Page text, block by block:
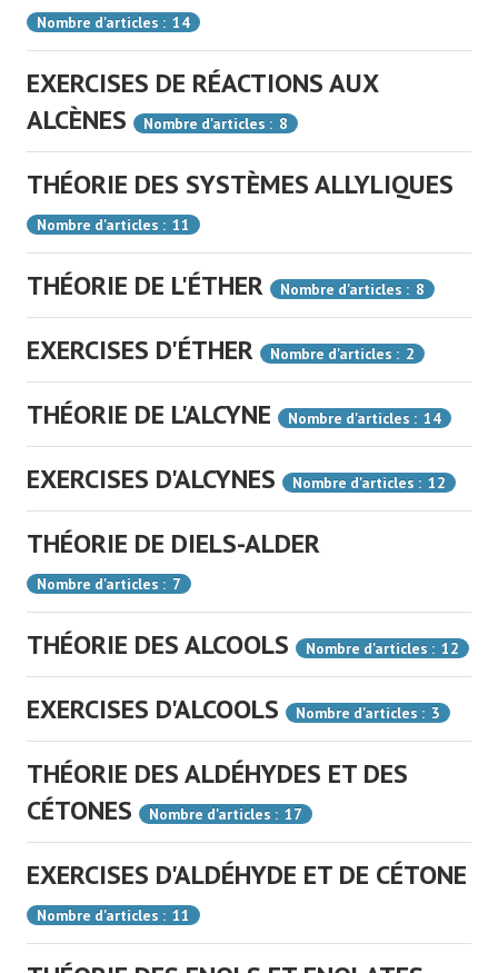
Nombre d'articles : 14
EXERCISES DE RÉACTIONS AUX
ALCÈNES
Nombre d'articles : 8
THÉORIE DES SYSTÈMES ALLYLIQUES
Nombre d'articles : 11
THÉORIE DE L'ÉTHER Nombre d'articles : 8
EXERCISES D'ÉTHER Nombre d'articles : 2
THÉORIE DE L'ALCYNE Nombre d'articles : 14
EXERCISES D'ALCYNES Nombre d'articles : 12
THÉORIE DE DIELS-ALDER
Nombre d'articles : 7
THÉORIE DES ALCOOLS Nombre d'articles : 12
EXERCISES D'ALCOOLS Nombre d'articles : 3
THÉORIE DES ALDÉHYDES ET DES
CÉTONES
Nombre d'articles : 17
EXERCISES D'ALDÉHYDE ET DE CÉTONE
Nombre d'articles : 11